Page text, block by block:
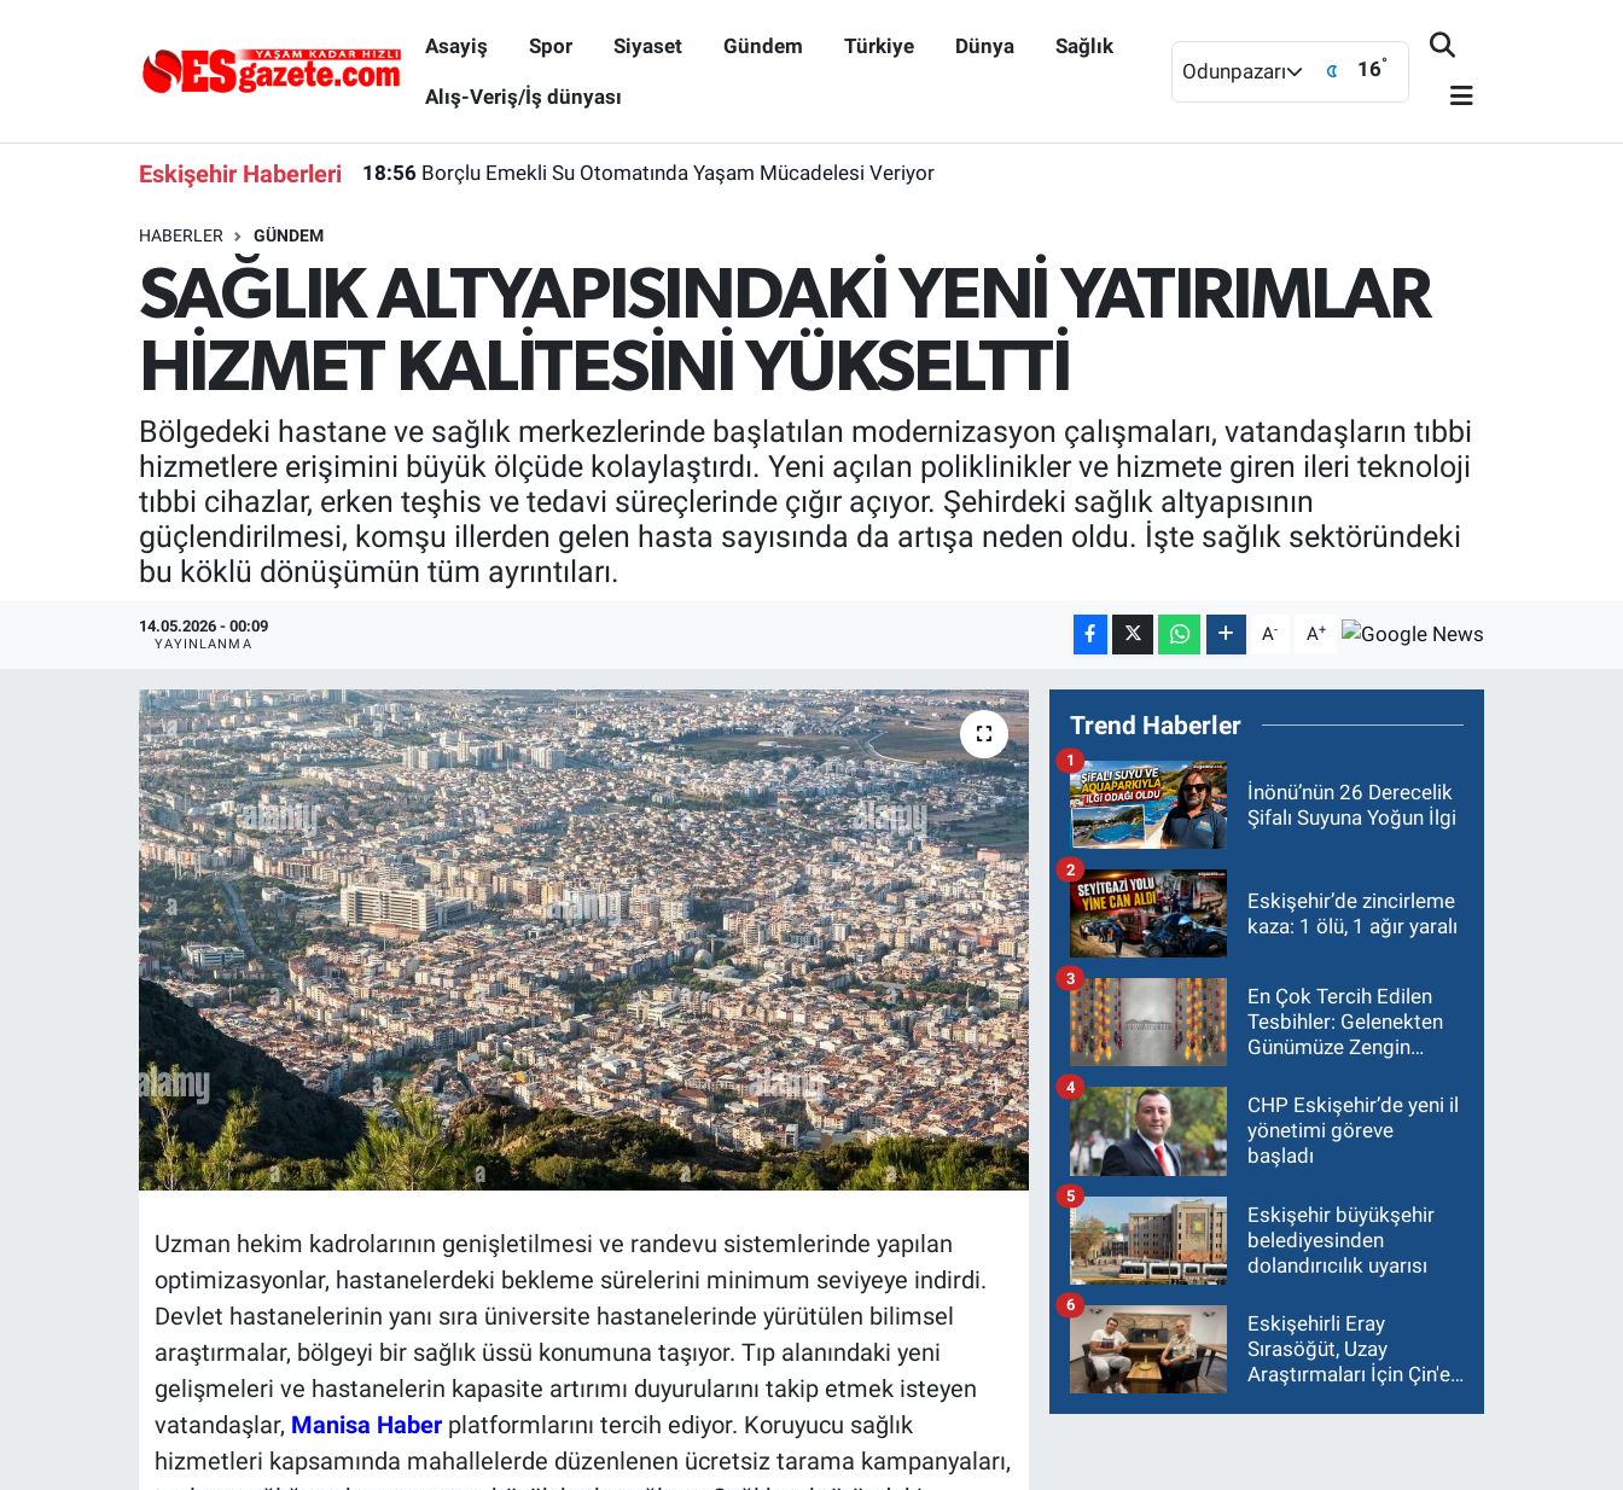
Asayiş Spor Siyaset Gündem Türkiye Dünya Sağlık
Alış-Veriş/İş dünyası
Odunpazarı 16°
Eskişehir Haberleri 18:56 Borçlu Emekli Su Otomatında Yaşam Mücadelesi Veriyor
HABERLER GÜNDEM
SAĞLIK ALTYAPISINDAKİ YENİ YATIRIMLAR
HİZMET KALİTESİNİ YÜKSELTTİ
Bölgedeki hastane ve sağlık merkezlerinde başlatılan modernizasyon çalışmaları, vatandaşların tıbbi
hizmetlere erişimini büyük ölçüde kolaylaştırdı. Yeni açılan poliklinikler ve hizmete giren ileri teknoloji
tıbbi cihazlar, erken teşhis ve tedavi süreçlerinde çığır açıyor. Şehirdeki sağlık altyapısının
güçlendirilmesi, komşu illerden gelen hasta sayısında da artışa neden oldu. İşte sağlık sektöründeki
bu köklü dönüşümün tüm ayrıntıları.
14.05.2026 - 00:09
YAYINLANMA A- A+
Uzman hekim kadrolarının genişletilmesi ve randevu sistemlerinde yapılan
optimizasyonlar, hastanelerdeki bekleme sürelerini minimum seviyeye indirdi.
Devlet hastanelerinin yanı sıra üniversite hastanelerinde yürütülen bilimsel
araştırmalar, bölgeyi bir sağlık üssü konumuna taşıyor. Tıp alanındaki yeni
gelişmeleri ve hastanelerin kapasite artırımı duyurularını takip etmek isteyen
vatandaşlar, Manisa Haberplatformlarını tercih ediyor. Koruyucu sağlık
hizmetleri kapsamında mahallelerde düzenlenen ücretsiz tarama kampanyaları,
Trend Haberler
İnönü’nün 26 Derecelik
Şifalı Suyuna Yoğun İlgi
1
Eskişehir’de zincirleme
kaza: 1 ölü, 1 ağır yaralı
2
En Çok Tercih Edilen
Tesbihler: Gelenekten
Günümüze Zengin
3
CHP Eskişehir’de yeni il
yönetimi göreve
başladı
4
Eskişehir büyükşehir
belediyesinden
dolandırıcılık uyarısı
5
Eskişehirli Eray
Sırasöğüt, Uzay
Araştırmaları İçin Çin'e
6
Gündem
Alış-Veriş/İş dünyası
Eskişehirspor Arşivi
Eskişehir Arşivi
Ekonomi
Kültür Sanat
Politika
Kütahya
Magazin
Bilim ve Teknoloji
Eskişehir Nöbetçi Eczaneler
Süper Lig Puan Durumu ve Fikstür
Tüm Manşetler
Haber Arşivi